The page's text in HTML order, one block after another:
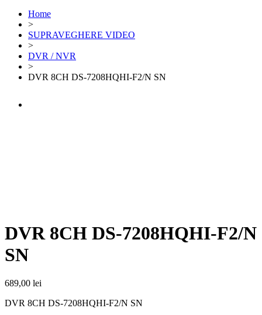
Home
>
SUPRAVEGHERE VIDEO
>
DVR / NVR
>
DVR 8CH DS-7208HQHI-F2/N SN
DVR 8CH DS-7208HQHI-F2/N
SN
689,00 lei
DVR 8CH DS-7208HQHI-F2/N SN